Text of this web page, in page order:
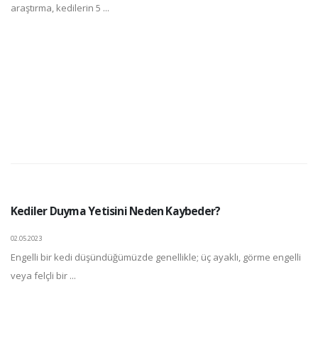
araştırma, kedilerin 5 ...
Kediler Duyma Yetisini Neden Kaybeder?
02.05.2023
Engelli bir kedi düşündüğümüzde genellikle; üç ayaklı, görme engelli
veya felçli bir ...